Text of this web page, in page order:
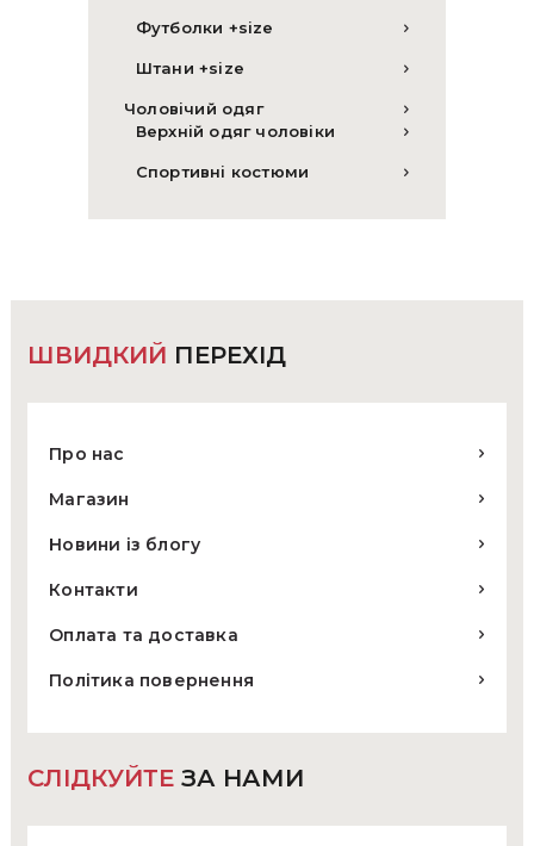
Футболки +size
Штани +size
Чоловічий одяг
Верхній одяг чоловіки
Спортивні костюми
ШВИДКИЙ ПЕРЕХІД
Про нас
Магазин
Новини із блогу
Контакти
Оплата та доставка
Політика повернення
СЛІДКУЙТЕ ЗА НАМИ